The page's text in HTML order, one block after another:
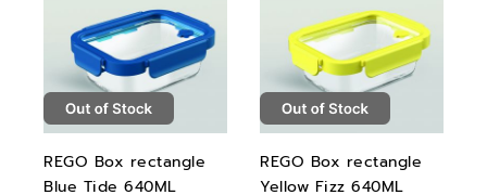
REGO Box rectangle
Blue Tide 640ML
REGO Box rectangle
Yellow Fizz 640ML